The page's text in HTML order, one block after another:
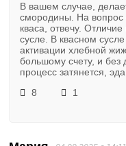
В вашем случае,
смородины. На вопрос
кваса, отвечу.
сусле. В квасном
активации хлебной
большому счету, и без
процесс затянется,
8
1